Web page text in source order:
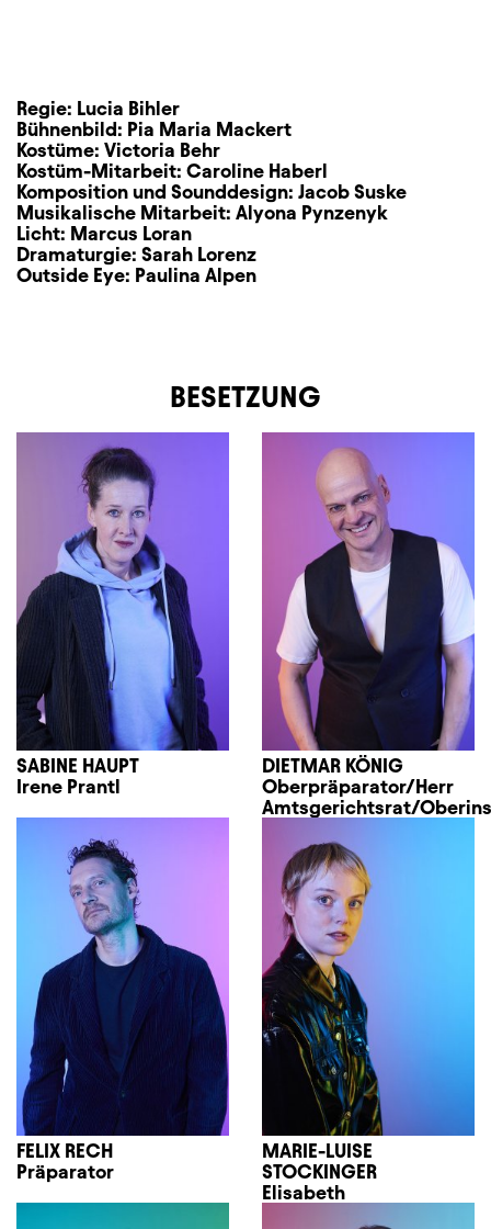
Regie: Lucia Bihler
Bühnenbild: Pia Maria Mackert
Kostüme: Victoria Behr
Kostüm-Mitarbeit: Caroline Haberl
Komposition und Sounddesign: Jacob Suske
Musikalische Mitarbeit: Alyona Pynzenyk
Licht: Marcus Loran
Dramaturgie: Sarah Lorenz
Outside Eye: Paulina Alpen
BESETZUNG
SABINE HAUPT
Irene Prantl
DIETMAR KÖNIG
Oberpräparator/Herr
Amtsgerichtsrat/
FELIX RECH
Präparator
MARIE-LUISE
STOCKINGER
Elisabeth